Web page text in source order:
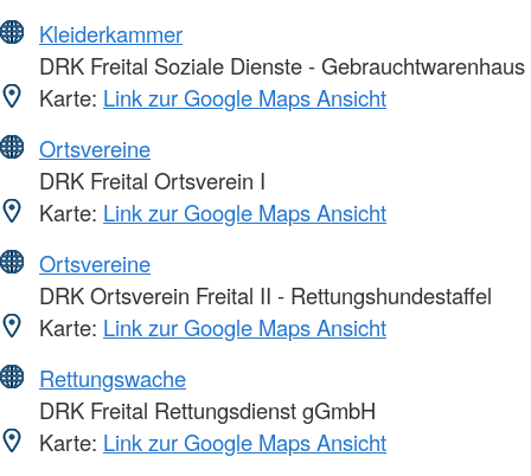
Kleiderkammer
DRK Freital Soziale Dienste - Gebrauchtwarenhaus
Karte: Link zur Google Maps Ansicht
Ortsvereine
DRK Freital Ortsverein I
Karte: Link zur Google Maps Ansicht
Ortsvereine
DRK Ortsverein Freital II - Rettungshundestaffel
Karte: Link zur Google Maps Ansicht
Rettungswache
DRK Freital Rettungsdienst gGmbH
Karte: Link zur Google Maps Ansicht